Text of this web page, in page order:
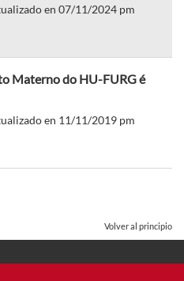
en 07/11/2024 pm
Materno do HU-FURG é
en 11/11/2019 pm
Volver al principio